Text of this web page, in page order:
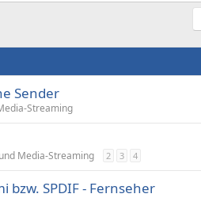
Sender
Streaming
Media-Streaming 2 3 4
SPDIF - Fernseher